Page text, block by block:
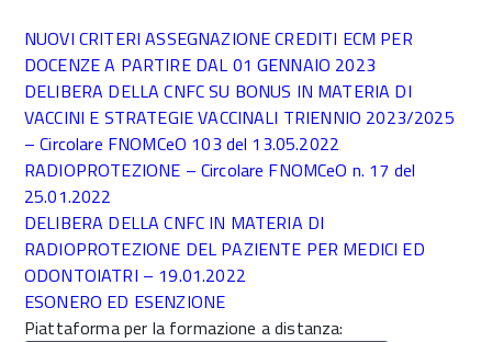
NUOVI CRITERI ASSEGNAZIONE CREDITI ECM PER
DOCENZE A PARTIRE DAL 01 GENNAIO 2023
DELIBERA DELLA CNFC SU BONUS IN MATERIA DI
VACCINI E STRATEGIE VACCINALI TRIENNIO 2023/2025
– Circolare FNOMCeO 103 del 13.05.2022
RADIOPROTEZIONE – Circolare FNOMCeO n. 17 del
25.01.2022
DELIBERA DELLA CNFC IN MATERIA DI
RADIOPROTEZIONE DEL PAZIENTE PER MEDICI ED
ODONTOIATRI – 19.01.2022
ESONERO ED ESENZIONE
Piattaforma per la formazione a distanza: